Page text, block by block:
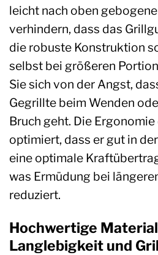
leicht nach oben
verhindern, dass das
die robuste Konstruktion
selbst bei größeren
Sie sich von der Angst,
Gegrillte beim Wenden
Bruch geht. Die
optimiert, dass er gut in
eine optimale
was Ermüdung bei
reduziert.
Hochwertige
Langlebigkeit und